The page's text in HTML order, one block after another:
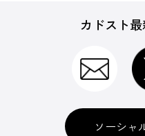
カドスト
ソーシャ